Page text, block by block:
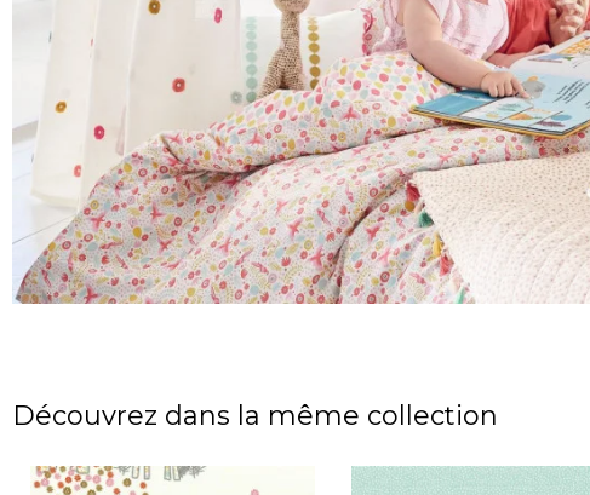
Découvrez dans la même collection